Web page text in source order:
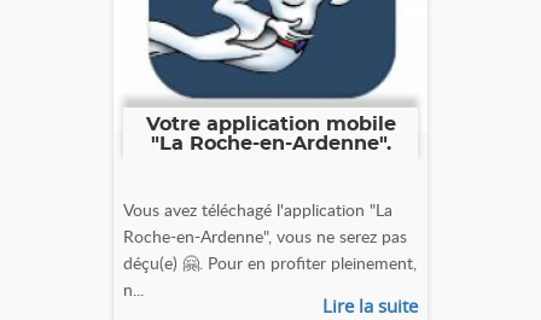
Votre application mobile
"La Roche-en-Ardenne".
Vous avez téléchagé l'application "La
Roche-en-Ardenne", vous ne serez pas
déçu(e) 🤗. Pour en profiter pleinement,
n...
Lire la suite